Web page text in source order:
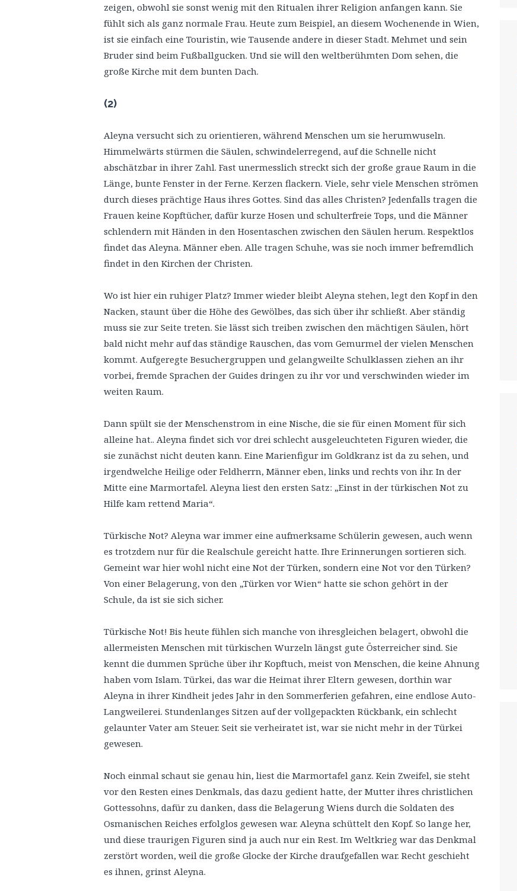
zeigen, obwohl sie sonst wenig mit den Ritualen ihrer Religion anfangen kann. Sie
fühlt sich als ganz normale Frau. Heute zum Beispiel, an diesem Wochenende in Wien,
ist sie einfach eine Touristin, wie Tausende andere in dieser Stadt. Mehmet und sein
Bruder sind beim Fußballgucken. Und sie will den weltberühmten Dom sehen, die
große Kirche mit dem bunten Dach.
(2)
Aleyna versucht sich zu orientieren, während Menschen um sie herumwuseln.
Himmelwärts stürmen die Säulen, schwindelerregend, auf die Schnelle nicht
abschätzbar in ihrer Zahl. Fast unermesslich streckt sich der große graue Raum in die
Länge, bunte Fenster in der Ferne. Kerzen flackern. Viele, sehr viele Menschen strömen
durch dieses prächtige Haus ihres Gottes. Sind das alles Christen? Jedenfalls tragen die
Frauen keine Kopftücher, dafür kurze Hosen und schulterfreie Tops, und die Männer
schlendern mit Händen in den Hosentaschen zwischen den Säulen herum. Respektlos
findet das Aleyna. Männer eben. Alle tragen Schuhe, was sie noch immer befremdlich
findet in den Kirchen der Christen.
Wo ist hier ein ruhiger Platz? Immer wieder bleibt Aleyna stehen, legt den Kopf in den
Nacken, staunt über die Höhe des Gewölbes, das sich über ihr schließt. Aber ständig
muss sie zur Seite treten. Sie lässt sich treiben zwischen den mächtigen Säulen, hört
bald nicht mehr auf das ständige Rauschen, das vom Gemurmel der vielen Menschen
kommt. Aufgeregte Besuchergruppen und gelangweilte Schulklassen ziehen an ihr
vorbei, fremde Sprachen der Guides dringen zu ihr vor und verschwinden wieder im
weiten Raum.
Dann spült sie der Menschenstrom in eine Nische, die sie für einen Moment für sich
alleine hat.. Aleyna findet sich vor drei schlecht ausgeleuchteten Figuren wieder, die
sie zunächst nicht deuten kann. Eine Marienfigur im Goldkranz ist da zu sehen, und
irgendwelche Heilige oder Feldherrn, Männer eben, links und rechts von ihr. In der
Mitte eine Marmortafel. Aleyna liest den ersten Satz: „Einst in der türkischen Not zu
Hilfe kam rettend Maria“.
Türkische Not? Aleyna war immer eine aufmerksame Schülerin gewesen, auch wenn
es trotzdem nur für die Realschule gereicht hatte. Ihre Erinnerungen sortieren sich.
Gemeint war hier wohl nicht eine Not der Türken, sondern eine Not vor den Türken?
Von einer Belagerung, von den „Türken vor Wien“ hatte sie schon gehört in der
Schule, da ist sie sich sicher.
Türkische Not! Bis heute fühlen sich manche von ihresgleichen belagert, obwohl die
allermeisten Menschen mit türkischen Wurzeln längst gute Österreicher sind. Sie
kennt die dummen Sprüche über ihr Kopftuch, meist von Menschen, die keine Ahnung
haben vom Islam. Türkei, das war die Heimat ihrer Eltern gewesen, dorthin war
Aleyna in ihrer Kindheit jedes Jahr in den Sommerferien gefahren, eine endlose Auto-
Langweilerei. Stundenlanges Sitzen auf der vollgepackten Rückbank, ein schlecht
gelaunter Vater am Steuer. Seit sie verheiratet ist, war sie nicht mehr in der Türkei
gewesen.
Noch einmal schaut sie genau hin, liest die Marmortafel ganz. Kein Zweifel, sie steht
vor den Resten eines Denkmals, das dazu gedient hatte, der Mutter ihres christlichen
Gottessohns, dafür zu danken, dass die Belagerung Wiens durch die Soldaten des
Osmanischen Reiches erfolglos gewesen war. Aleyna schüttelt den Kopf. So lange her,
und diese traurigen Figuren sind ja auch nur ein Rest. Im Weltkrieg war das Denkmal
zerstört worden, weil die große Glocke der Kirche draufgefallen war. Recht geschieht
es ihnen, grinst Aleyna.